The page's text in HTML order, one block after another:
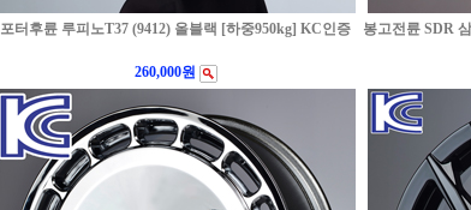
포터후륜 루피노T37 (9412) 올블랙 [하중950kg] KC인증
260,000원
봉고전륜 SDR